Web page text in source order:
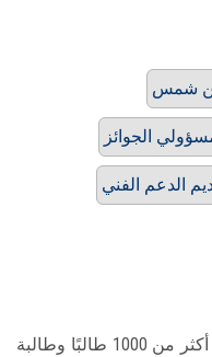
شمس
الجوائز
الدعم الفني
معامل التنسيق الإلكتروني تستقبل أكثر من 1000 طالبًا وطالبة